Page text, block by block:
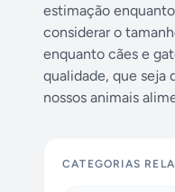
estimação
considerar o
enquanto cães e
qualidade, que seja
nossos animais
CATEGORIAS